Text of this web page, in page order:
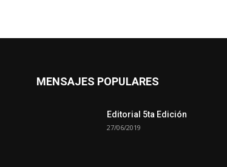
MENSAJES POPULARES
Editorial 5ta Edición
27/06/2019